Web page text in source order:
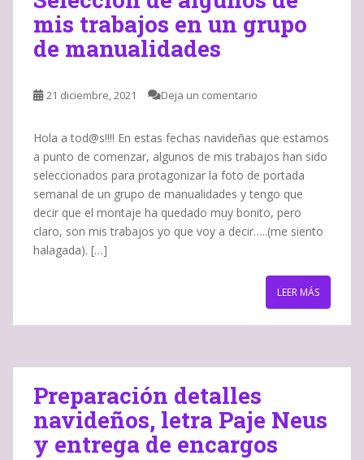
mis trabajos en un grupo
de manualidades
21 diciembre, 2021 Deja un comentario
Hola a tod@s!!!! En estas fechas navideñas que estamos
a punto de comenzar, algunos de mis trabajos han sido
seleccionados para protagonizar la foto de portada
semanal de un grupo de manualidades y tengo que
decir que el montaje ha quedado muy bonito, pero
claro, son mis trabajos yo que voy a decir…..(me siento
halagada). […]
LEER MÁS
Preparación detalles
navideños, letra Paje Neus
y entrega de encargos